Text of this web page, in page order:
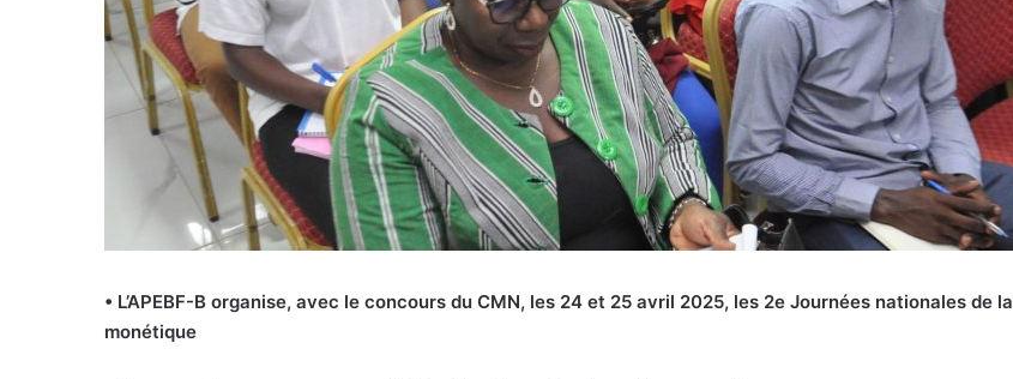
• L’APEBF-B organise, avec le concours du CMN, les 24 et 25 avril 2025, les 2e Journées nationales de la
monétique